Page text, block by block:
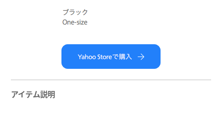
アイテム説明